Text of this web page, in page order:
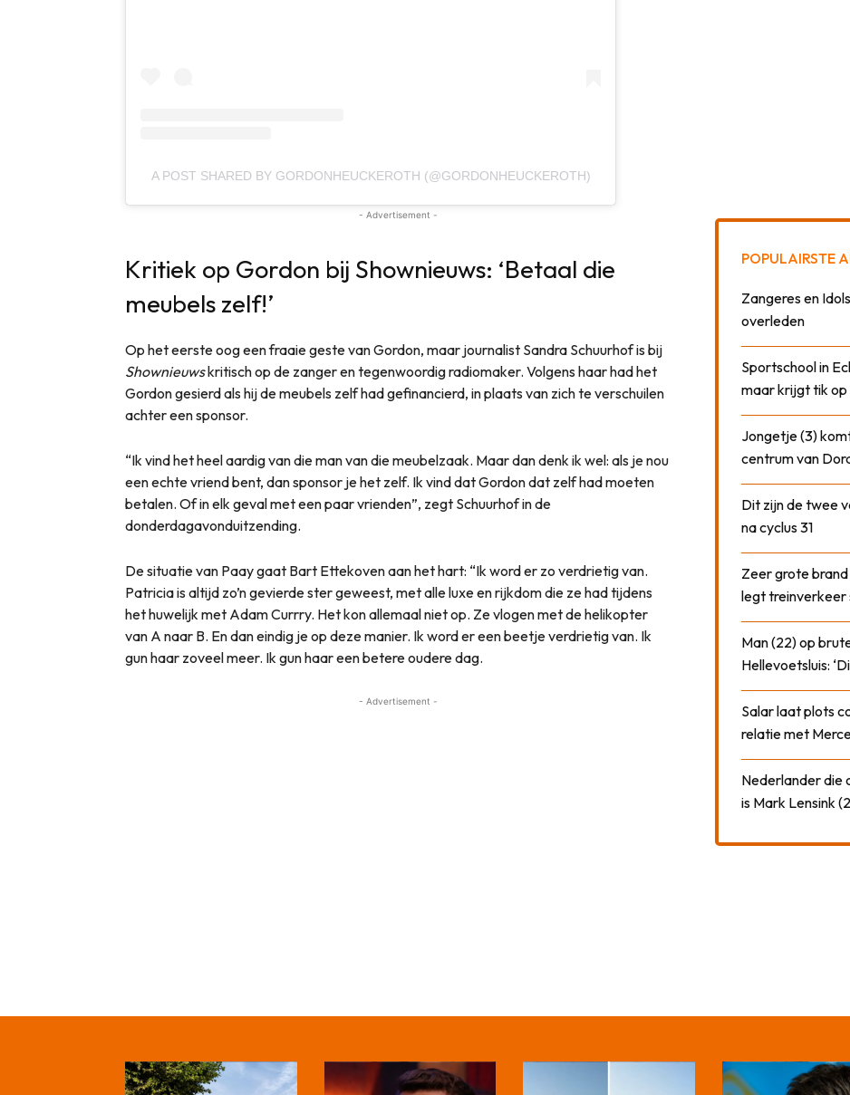
A POST SHARED BY GORDONHEUCKEROTH (@GORDONHEUCKEROTH)
- Advertisement -
Kritiek op Gordon bij Shownieuws: ‘Betaal die
meubels zelf!’
Op het eerste oog een fraaie geste van Gordon, maar journalist Sandra Schuurhof is bij
Shownieuwskritisch op de zanger en tegenwoordig radiomaker. Volgens haar had het
Gordon gesierd als hij de meubels zelf had gefinancierd, in plaats van zich te verschuilen
achter een sponsor.
“Ik vind het heel aardig van die man van die meubelzaak. Maar dan denk ik wel: als je nou
een echte vriend bent, dan sponsor je het zelf. Ik vind dat Gordon dat zelf had moeten
betalen. Of in elk geval met een paar vrienden”, zegt Schuurhof in de
donderdagavonduitzending.
De situatie van Paay gaat Bart Ettekoven aan het hart: “Ik word er zo verdrietig van.
Patricia is altijd zo’n gevierde ster geweest, met alle luxe en rijkdom die ze had tijdens
het huwelijk met Adam Currry. Het kon allemaal niet op. Ze vlogen met de helikopter
van A naar B. En dan eindig je op deze manier. Ik word er een beetje verdrietig van. Ik
gun haar zoveel meer. Ik gun haar een betere oudere dag.
- Advertisement -
POPULAIRSTE
Zangeres en
overleden
Sportschool in
maar krijgt tik op
Jongetje (3)
centrum van
Dit zijn de twee
na cyclus 31
Zeer grote brand
legt treinverkeer
Man (22) op
Hellevoetsluis:
Salar laat plots
relatie met
Nederlander die
is Mark Lensink